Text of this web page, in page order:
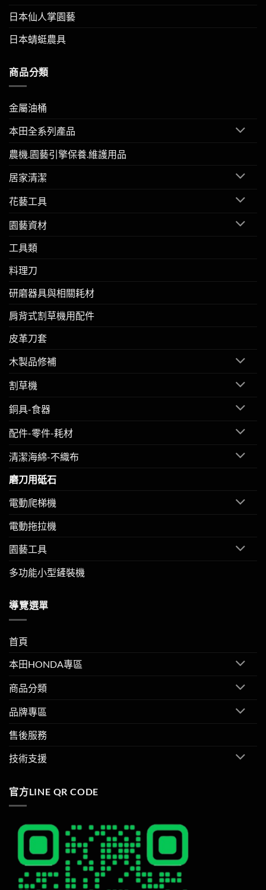
日本仙人掌園藝
日本蜻蜓農具
商品分類
金屬油桶
本田全系列產品
農機.園藝引擎保養.維護用品
居家清潔
花藝工具
園藝資材
工具類
料理刀
研磨器具與相關耗材
肩背式割草機用配件
皮革刀套
木製品修補
割草機
銅具-食器
配件-零件-耗材
清潔海綿-不織布
磨刀用砥石
電動爬梯機
電動拖拉機
園藝工具
多功能小型鏟裝機
導覽選單
首頁
本田HONDA專區
商品分類
品牌專區
售後服務
技術支援
官方LINE QR CODE